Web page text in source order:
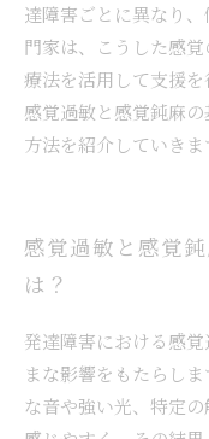
達障害ごとに異なり
門家は、こうした感
療法を活用して支援
感覚過敏と感覚鈍麻
方法を紹介していきま
感覚過敏と感覚
は？
発達障害における感
まな影響をもたらし
な音や強い光、特定